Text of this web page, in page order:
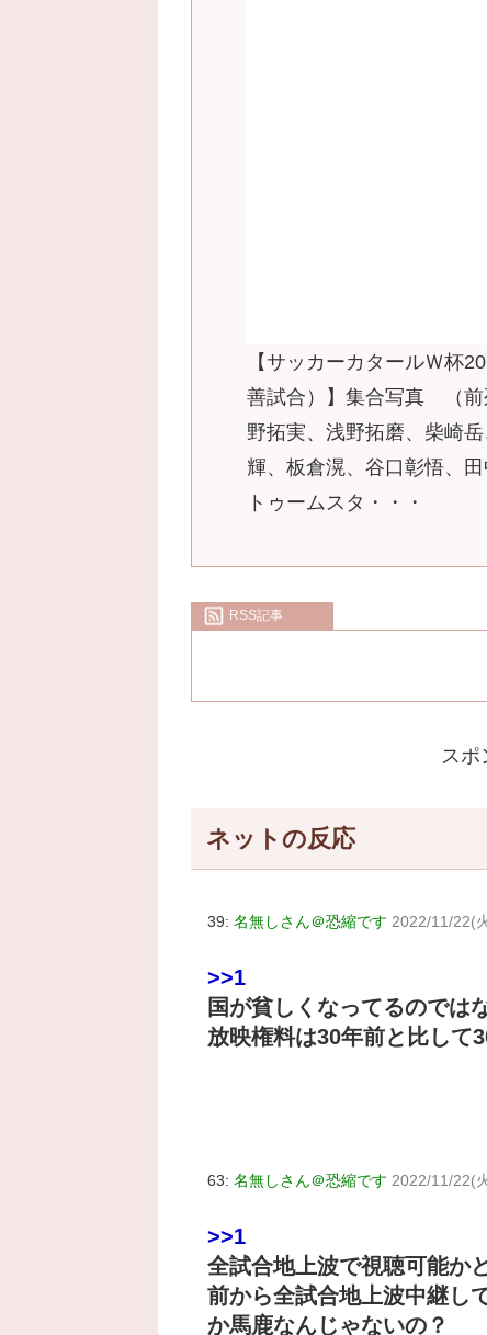
【サッカーカタールＷ杯
善試合）】集合写真 （前
野拓実、浅野拓磨、柴崎
輝、板倉滉、谷口彰悟、
トゥームスタ・・・
RSS記事
スポ
ネットの反応
39: 名無しさん＠恐縮です 2022/11/22(
>>1
国が貧しくなってるのでは
放映権料は30年前と比して
63: 名無しさん＠恐縮です 2022/11/22(
>>1
全試合地上波で視聴可能か
前から全試合地上波中継し
か馬鹿なんじゃないの？